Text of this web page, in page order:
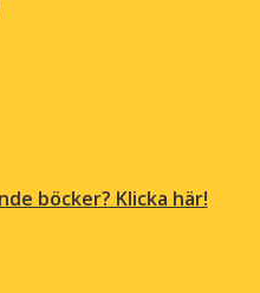
böcker? Klicka här!